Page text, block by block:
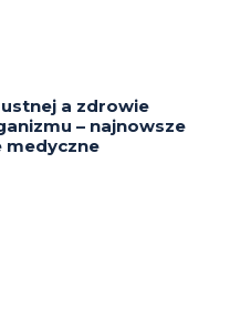
a zdrowie
– najnowsze
medyczne